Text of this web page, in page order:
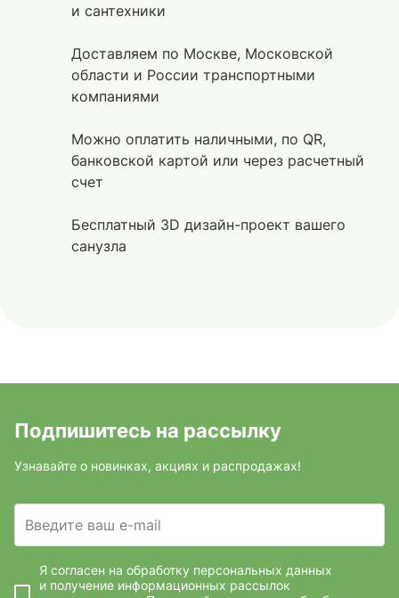
и сантехники
Доставляем по Москве, Московской
области и России транспортными
компаниями
Можно оплатить наличными, по QR,
банковской картой или через расчетный
счет
Бесплатный 3D дизайн-проект вашего
санузла
Подпишитесь на рассылку
Узнавайте о новинках, акциях и распродажах!
Введите ваш e-mail
Я согласен на обработку персональных данных
и получение информационных рассылок